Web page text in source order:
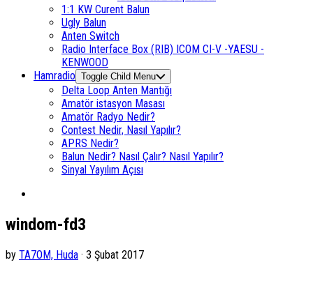
1:1 KW Curent Balun
Ugly Balun
Anten Switch
Radio Interface Box (RIB) ICOM CI-V -YAESU -
KENWOOD
Hamradio Toggle Child Menu
Delta Loop Anten Mantığı
Amatör istasyon Masası
Amatör Radyo Nedir?
Contest Nedir, Nasıl Yapılır?
APRS Nedir?
Balun Nedir? Nasıl Çalır? Nasıl Yapılır?
Sinyal Yayılım Açısı
windom-fd3
by TA7OM, Huda · 3 Şubat 2017